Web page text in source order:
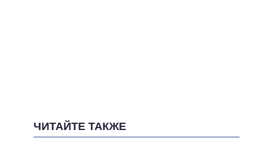
ЧИТАЙТЕ ТАКЖЕ